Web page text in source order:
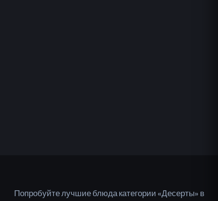
Попробуйте лучшие блюда категории «Десерты» в